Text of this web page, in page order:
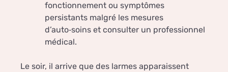
fonctionnement ou symptômes
persistants malgré les mesures
d’auto‑soins et consulter un professionnel
médical.
Le soir, il arrive que des larmes apparaissent